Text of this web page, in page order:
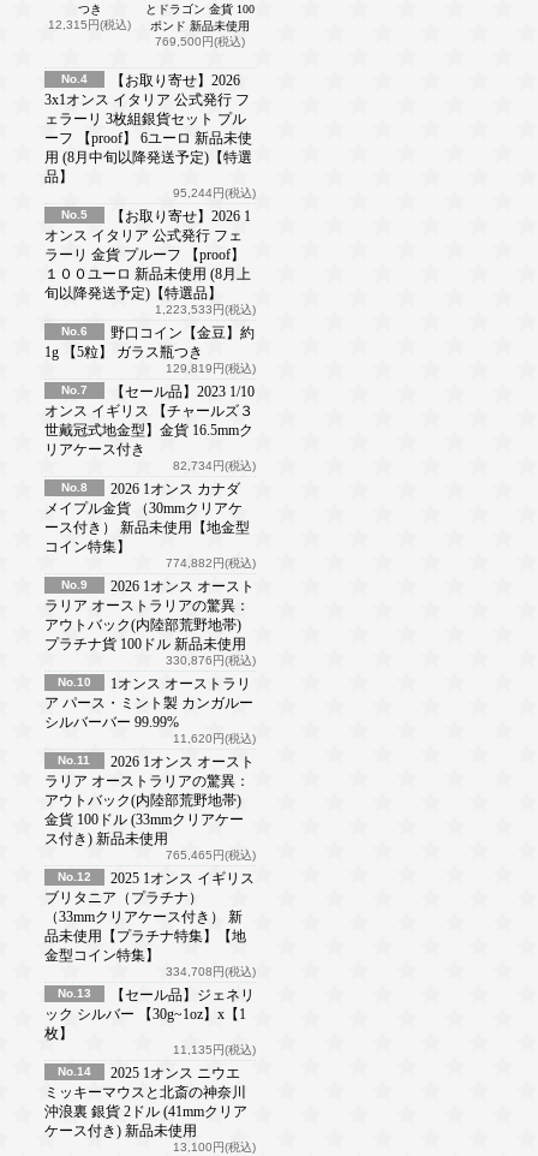
つき
12,315円(税込)
とドラゴン 金貨 100
ポンド 新品未使用
769,500円(税込)
No.4
【お取り寄せ】2026
3x1オンス イタリア 公式発行 フ
ェラーリ 3枚組銀貨セット プル
ーフ 【proof】 6ユーロ 新品未使
用 (8月中旬以降発送予定)【特選
品】
95,244円(税込)
No.5
【お取り寄せ】2026 1
オンス イタリア 公式発行 フェ
ラーリ 金貨 プルーフ 【proof】
１００ユーロ 新品未使用 (8月上
旬以降発送予定)【特選品】
1,223,533円(税込)
No.6
野口コイン【金豆】約
1g 【5粒】 ガラス瓶つき
129,819円(税込)
No.7
【セール品】2023 1/10
オンス イギリス 【チャールズ３
世戴冠式地金型】金貨 16.5mmク
リアケース付き
82,734円(税込)
No.8
2026 1オンス カナダ
メイプル金貨 （30mmクリアケ
ース付き） 新品未使用【地金型
コイン特集】
774,882円(税込)
No.9
2026 1オンス オースト
ラリア オーストラリアの驚異：
アウトバック(内陸部荒野地帯)
プラチナ貨 100ドル 新品未使用
330,876円(税込)
No.10
1オンス オーストラリ
ア パース・ミント製 カンガルー
シルバーバー 99.99%
11,620円(税込)
No.11
2026 1オンス オースト
ラリア オーストラリアの驚異：
アウトバック(内陸部荒野地帯)
金貨 100ドル (33mmクリアケー
ス付き) 新品未使用
765,465円(税込)
No.12
2025 1オンス イギリス
ブリタニア（プラチナ）
（33mmクリアケース付き） 新
品未使用【プラチナ特集】【地
金型コイン特集】
334,708円(税込)
No.13
【セール品】ジェネリ
ック シルバー 【30g~1oz】x【1
枚】
11,135円(税込)
No.14
2025 1オンス ニウエ
ミッキーマウスと北斎の神奈川
沖浪裏 銀貨 2ドル (41mmクリア
ケース付き) 新品未使用
13,100円(税込)